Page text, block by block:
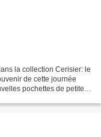
la collection Cerisier: le
de cette journée
pochettes de petites